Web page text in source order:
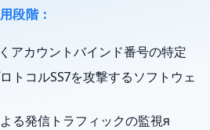
段階：
アカウントバインド番号の特定
トコルSS7を攻撃するソフトウェ
る発信トラフィックの監視я